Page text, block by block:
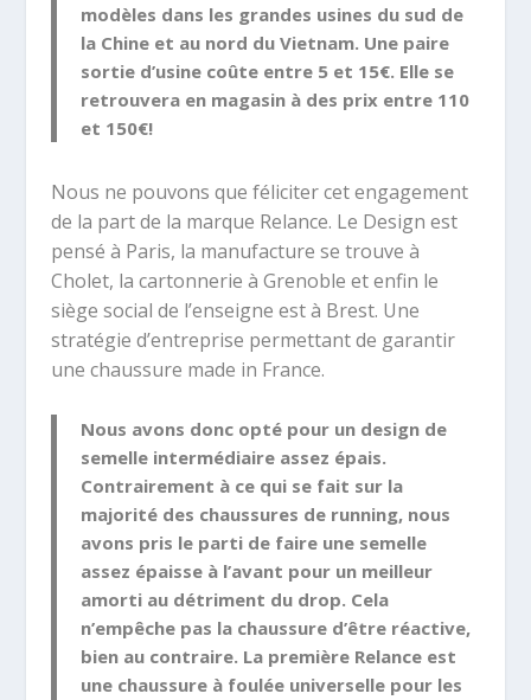
modèles dans les grandes usines du sud de
la Chine et au nord du Vietnam. Une paire
sortie d’usine coûte entre 5 et 15€. Elle se
retrouvera en magasin à des prix entre 110
et 150€!
Nous ne pouvons que féliciter cet engagement
de la part de la marque Relance. Le Design est
pensé à Paris, la manufacture se trouve à
Cholet, la cartonnerie à Grenoble et enfin le
siège social de l’enseigne est à Brest. Une
stratégie d’entreprise permettant de garantir
une chaussure made in France.
Nous avons donc opté pour un design de
semelle intermédiaire assez épais.
Contrairement à ce qui se fait sur la
majorité des chaussures de running, nous
avons pris le parti de faire une semelle
assez épaisse à l’avant pour un meilleur
amorti au détriment du drop. Cela
n’empêche pas la chaussure d’être réactive,
bien au contraire. La première Relance est
une chaussure à foulée universelle pour les